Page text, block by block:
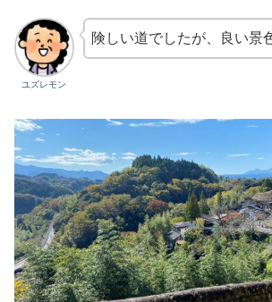
ユズレモン
険しい道でしたが、良い景